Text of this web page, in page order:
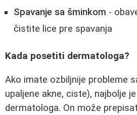
Spavanje sa šminkom -
čistite lice pre spavanja
Kada posetiti dermatologa?
Ako imate ozbiljnije probleme
upaljene akne, ciste), najbolje
dermatologa. On može